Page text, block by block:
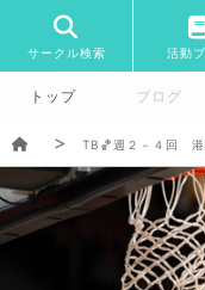
サークル検索 活動
トップ ブログ
TB🏀週２－４回